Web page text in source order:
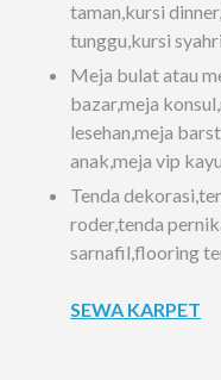
taman,kursi
tunggu,kursi
Meja bulat atau
bazar,meja
lesehan,meja
anak,meja vip
Tenda
roder,tenda
sarnafil,flooring
SEWA KARPET